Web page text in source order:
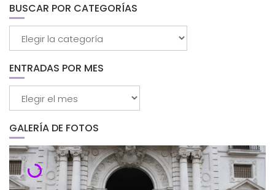
BUSCAR POR CATEGORÍAS
ENTRADAS POR MES
GALERÍA DE FOTOS